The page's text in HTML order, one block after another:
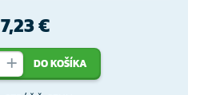
7,23 €
DO KOŠÍKA